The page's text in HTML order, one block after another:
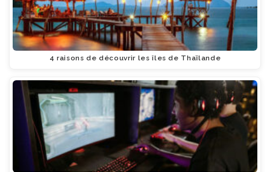
4 raisons de découvrir les îles de Thaïlande